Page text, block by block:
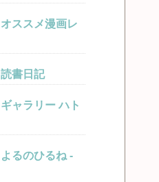
オススメ漫画レ
読書日記
ギャラリー ハト
よるのひるね -